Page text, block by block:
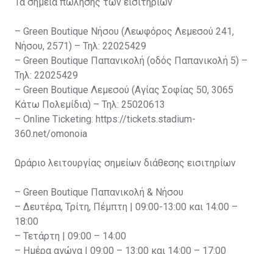
Τα σημεία πώλησης των εισιτηρίων
– Green Boutique Νήσου (Λεωφόρος Λεμεσού 241,
Νήσου, 2571) – Τηλ: 22025429
– Green Boutique Παπανικολή (οδός Παπανικολή 5) –
Τηλ: 22025429
– Green Boutique Λεμεσού (Αγίας Σοφίας 50, 3065
Κάτω Πολεμίδια) – Τηλ: 25020613
– Online Ticketing: https://tickets.stadium-
360.net/omonoia
Ωράριο λειτουργίας σημείων διάθεσης εισιτηρίων
– Green Boutique Παπανικολή & Νήσου
– Δευτέρα, Τρίτη, Πέμπτη | 09:00-13:00 και 14:00 –
18:00
– Τετάρτη | 09:00 – 14:00
– Ημέρα αγώνα | 09:00 – 13:00 και 14:00 – 17:00